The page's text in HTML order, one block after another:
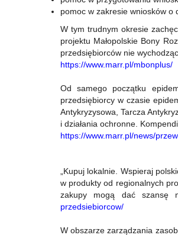
pomoc w zakresie wniosków o
W tym trudnym okresie
projektu Małopolskie Bony
przedsiębiorców nie
https://www.marr.pl/mbonplus/
Od samego początku
przedsiębiorcy w czasie
Antykryzysowa, Tarcza
i działania ochronne.
https://www.marr.pl/news/
„Kupuj lokalnie. Wspieraj
w produkty od regionalnych
zakupy mogą dać szansę
przedsiebiorcow/
W obszarze zarządzania